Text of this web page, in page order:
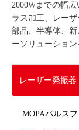
2000Wまでの幅
ラス加工、レー
部品、半導体、
ーソリューション
レーザー発振器
MOPAパルス